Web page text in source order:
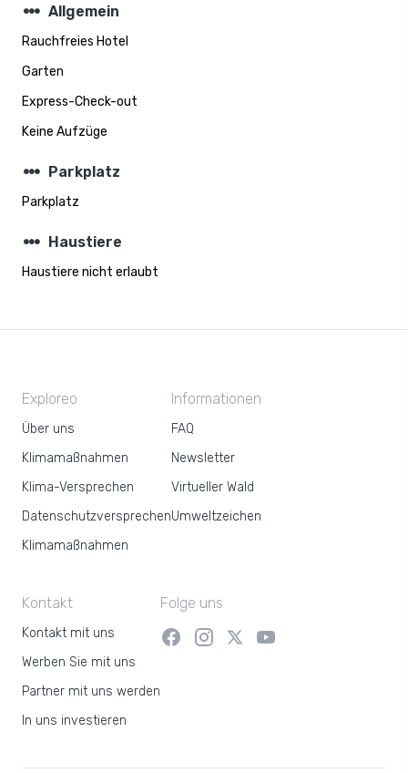
steppers Allgemein
Rauchfreies Hotel
Garten
Express-Check-out
Keine Aufzüge
steppers Parkplatz
Parkplatz
steppers Haustiere
Haustiere nicht erlaubt
Exploreo
Über uns
Klimamaßnahmen
Klima-Versprechen
Datenschutzversprechen
Klimamaßnahmen
Informationen
FAQ
Newsletter
Virtueller Wald
Umweltzeichen
Kontakt
Kontakt mit uns
Werben Sie mit uns
Partner mit uns werden
In uns investieren
Folge uns